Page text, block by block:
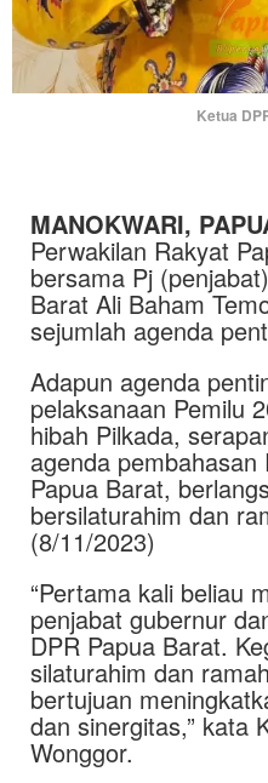
Ketua
MANOKWARI,
Perwakilan Rakyat
bersama Pj
Barat Ali Baham
sejumlah agenda
Adapun agenda
pelaksanaan Pemilu
hibah Pilkada,
agenda
Papua Barat,
bersilaturahim dan
(8/11/2023)
“Pertama kali beliau
penjabat gubernur
DPR Papua Barat.
silaturahim dan
bertujuan
dan sinergitas,” kata
Wonggor.